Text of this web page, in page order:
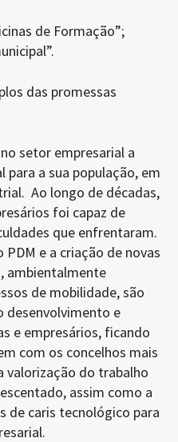
de Formação”;
das promessas
setor empresarial a
para a sua população, em
Ao longo de décadas,
foi capaz de
que enfrentaram.
e a criação de novas
ambientalmente
de mobilidade, são
desenvolvimento e
e empresários, ficando
com os concelhos mais
valorização do trabalho
assim como a
de caris tecnológico para